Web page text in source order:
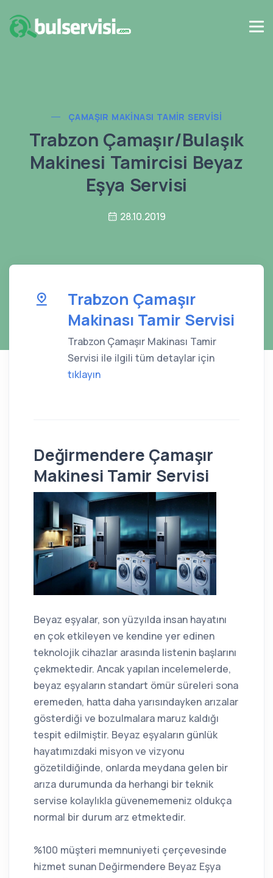
ÇAMAŞIR MAKINASI TAMIR SERVISI
Trabzon Çamaşır/Bulaşık
Makinesi Tamircisi Beyaz
Eşya Servisi
28.10.2019
Trabzon Çamaşır
Makinası Tamir Servisi
Trabzon Çamaşır Makinası Tamir
Servisi ile ilgili tüm detaylar için
tıklayın
Değirmendere Çamaşır
Makinesi Tamir Servisi
Beyaz eşyalar, son yüzyılda insan hayatını
en çok etkileyen ve kendine yer edinen
teknolojik cihazlar arasında listenin başlarını
çekmektedir. Ancak yapılan incelemelerde,
beyaz eşyaların standart ömür süreleri sona
eremeden, hatta daha yarısındayken arızalar
gösterdiği ve bozulmalara maruz kaldığı
tespit edilmiştir. Beyaz eşyaların günlük
hayatımızdaki misyon ve vizyonu
gözetildiğinde, onlarda meydana gelen bir
arıza durumunda da herhangi bir teknik
servise kolaylıkla güvenememeniz oldukça
normal bir durum arz etmektedir.
%100 müşteri memnuniyeti çerçevesinde
hizmet sunan Değirmendere Beyaz Eşya